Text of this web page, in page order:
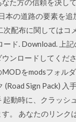
の道路の要素を追
次配布に関してはコ
ード. Download. 上
ンロードしてくだ
をmodsフォル
(Road Sign Pack) 入
起動時に、クラッシ
す。 あなたのリンク